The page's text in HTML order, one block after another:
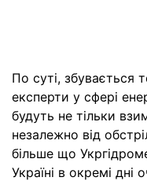
По суті, збувається
експерти у сфері
будуть не тільки
незалежно від
більше що
Україні в окремі дні